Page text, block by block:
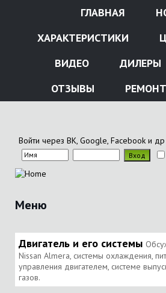
ГЛАВНАЯ
ХАРАКТЕРИСТИКИ
ВИДЕО
ДИЛЕРЫ
ОТЗЫВЫ
РЕМОНТ
Войти через ВК, Google, Facebook и
Меню
Двигатель и его системы
Nissan Almera, системы охлаждения,
управления двигателем, системе
газов.